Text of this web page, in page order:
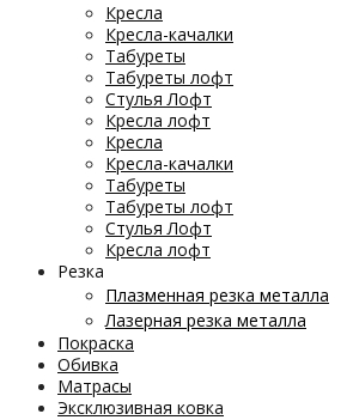
Кресла
Кресла-качалки
Табуреты
Табуреты лофт
Стулья Лофт
Кресла лофт
Кресла
Кресла-качалки
Табуреты
Табуреты лофт
Стулья Лофт
Кресла лофт
Резка
Плазменная резка металла
Лазерная резка металла
Покраска
Обивка
Матрасы
Эксклюзивная ковка